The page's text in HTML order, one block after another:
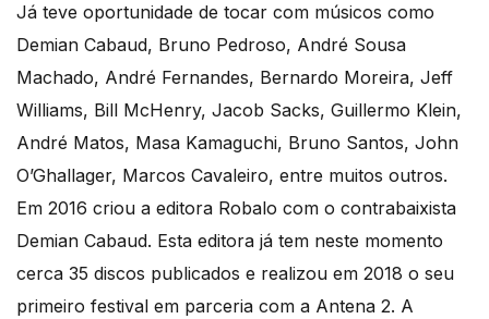
Já teve oportunidade de tocar com músicos como
Demian Cabaud, Bruno Pedroso, André Sousa
Machado, André Fernandes, Bernardo Moreira, Jeff
Williams, Bill McHenry, Jacob Sacks, Guillermo Klein,
André Matos, Masa Kamaguchi, Bruno Santos, John
O’Ghallager, Marcos Cavaleiro, entre muitos outros.
Em 2016 criou a editora Robalo com o contrabaixista
Demian Cabaud. Esta editora já tem neste momento
cerca 35 discos publicados e realizou em 2018 o seu
primeiro festival em parceria com a Antena 2. A